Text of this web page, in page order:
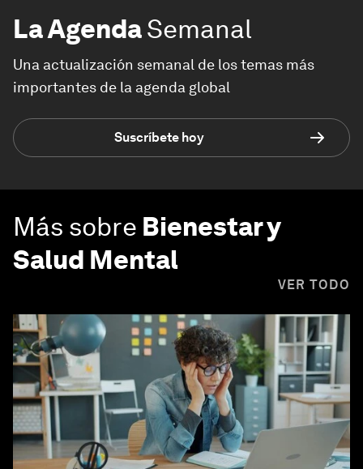
La AgendaSemanal
Una actualización semanal de los temas más
importantes de la agenda global
Suscríbete hoy
Más sobre Bienestar y
Salud Mental
VER TODO